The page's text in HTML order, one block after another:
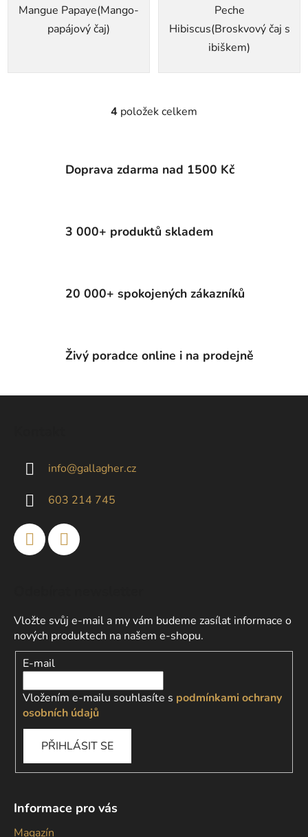
Mangue Papaye(Mango-
papájový čaj)
Peche
Hibiscus(Broskvový čaj s
ibiškem)
O
á
d
p
k
y
i
u
4 položek celkem
Doprava zdarma nad 1500 Kč
3 000+ produktů skladem
20 000+ spokojených zákazníků
Živý poradce online i na prodejně
info@gallagher.cz
603 214 745
Vložte svůj e-mail a my vám budeme zasílat informace o
nových produktech na našem e-shopu.
E-mail
Vložením e-mailu souhlasíte s podmínkami ochrany
osobních údajů
PŘIHLÁSIT SE
Informace pro vás
Magazín